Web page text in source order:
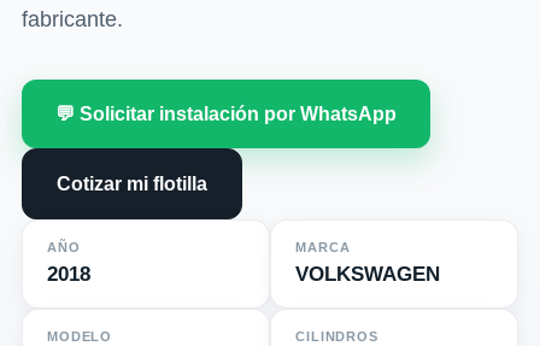
fabricante.
💬 Solicitar instalación por WhatsApp
Cotizar mi flotilla
AÑO
2018
MARCA
VOLKSWAGEN
MODELO CILINDROS